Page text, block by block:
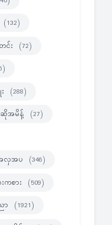
(132)
း (72)
(288)
အမိန့် (27)
လှအပ (346)
ကစား (509)
ာ (1921)